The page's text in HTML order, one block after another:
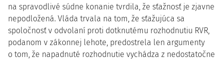
na spravodlivé súdne konanie tvrdila, že sťažnosť je zjavne
nepodložená. Vláda trvala na tom, že sťažujúca sa
spoločnosť v odvolaní proti dotknutému rozhodnutiu RVR,
podanom v zákonnej lehote, predostrela len argumenty
o tom, že napadnuté rozhodnutie vychádza z nedostatočne